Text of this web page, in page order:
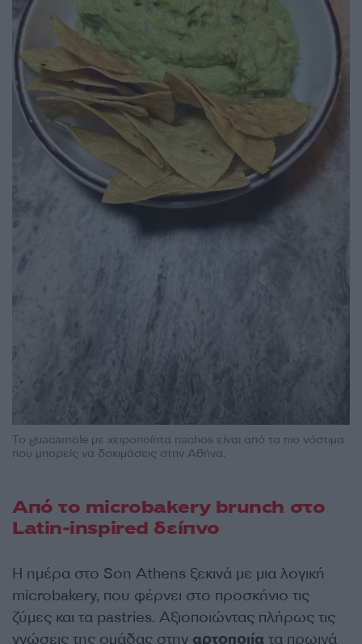
Το guacamole με χειροποίητα nachos είναι από τα πιο νόστιμα
που μπορείς να δοκιμάσεις στην Αθήνα.
Από το microbakery brunch στο
Latin-inspired δείπνο
Η ημέρα στο Son Athens ξεκινά με μια λογική
microbakery, που φέρνει στο προσκήνιο τις
ζύμες και τα pastries. Αξιοποιώντας πλήρως τις
γνώσεις της ομάδας στην αρτοποιία τα πρωινά